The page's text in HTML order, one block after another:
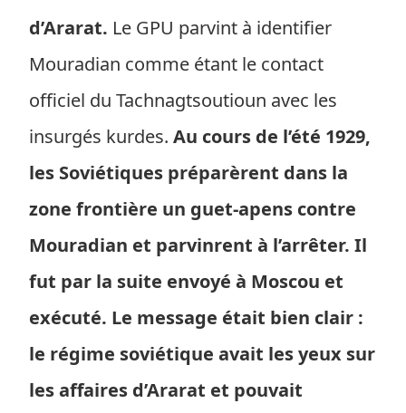
d’Ararat. Le GPU parvint à identifier
Mouradian comme étant le contact
officiel du Tachnagtsoutioun avec les
insurgés kurdes. Au cours de l’été 1929,
les Soviétiques préparèrent dans la
zone frontière un guet-apens contre
Mouradian et parvinrent à l’arrêter. Il
fut par la suite envoyé à Moscou et
exécuté. Le message était bien clair :
le régime soviétique avait les yeux sur
les affaires d’Ararat et pouvait